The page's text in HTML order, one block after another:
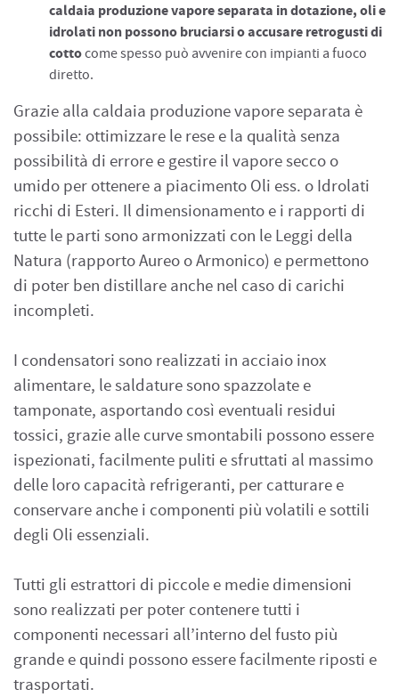
caldaia produzione vapore separata in dotazione, oli e
idrolati non possono bruciarsi o accusare retrogusti di
cottocome spesso può avvenire con impianti a fuoco
diretto.
Grazie alla caldaia produzione vapore separata è
possibile: ottimizzare le rese e la qualità senza
possibilità di errore e gestire il vapore secco o
umido per ottenere a piacimento Oli ess. o Idrolati
ricchi di Esteri. Il dimensionamento e i rapporti di
tutte le parti sono armonizzati con le Leggi della
Natura (rapporto Aureo o Armonico) e permettono
di poter ben distillare anche nel caso di carichi
incompleti.
I condensatori sono realizzati in acciaio inox
alimentare, le saldature sono spazzolate e
tamponate, asportando così eventuali residui
tossici, grazie alle curve smontabili possono essere
ispezionati, facilmente puliti e sfruttati al massimo
delle loro capacità refrigeranti, per catturare e
conservare anche i componenti più volatili e sottili
degli Oli essenziali.
Tutti gli estrattori di piccole e medie dimensioni
sono realizzati per poter contenere tutti i
componenti necessari all’interno del fusto più
grande e quindi possono essere facilmente riposti e
trasportati.